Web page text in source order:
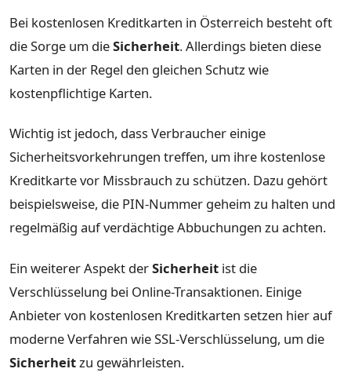
Bei kostenlosen Kreditkarten in Österreich besteht oft
die Sorge um dieSicherheit. Allerdings bieten diese
Karten in der Regel den gleichen Schutz wie
kostenpflichtige Karten.
Wichtig ist jedoch, dass Verbraucher einige
Sicherheitsvorkehrungen treffen, um ihre kostenlose
Kreditkarte vor Missbrauch zu schützen. Dazu gehört
beispielsweise, die PIN-Nummer geheim zu halten und
regelmäßig auf verdächtige Abbuchungen zu achten.
Ein weiterer Aspekt derSicherheit ist die
Verschlüsselung bei Online-Transaktionen. Einige
Anbieter von kostenlosen Kreditkarten setzen hier auf
moderne Verfahren wie SSL-Verschlüsselung, um die
Sicherheitzu gewährleisten.